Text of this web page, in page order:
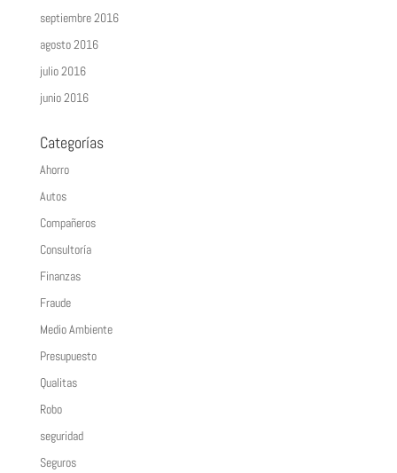
septiembre 2016
agosto 2016
julio 2016
junio 2016
Categorías
Ahorro
Autos
Compañeros
Consultoría
Finanzas
Fraude
Medio Ambiente
Presupuesto
Qualitas
Robo
seguridad
Seguros